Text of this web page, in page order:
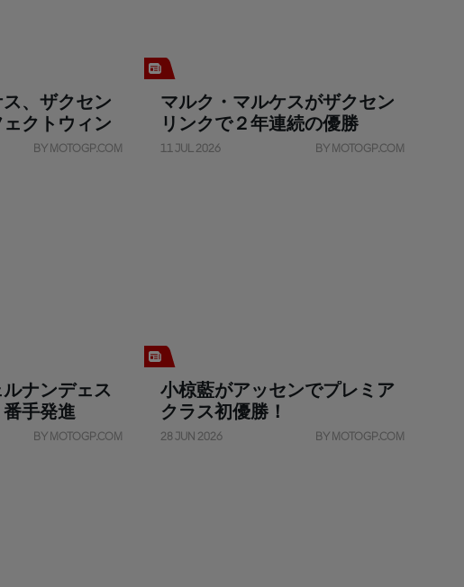
、ザクセン
クトウィン
BY MOTOGP.COM
マルク・マルケスがザクセン
リンクで２年連続の優勝
11 JUL 2026 BY MOTOGP.COM
ナンデェス
手発進
BY MOTOGP.COM
小椋藍がアッセンでプレミア
クラス初優勝！
28 JUN 2026 BY MOTOGP.COM